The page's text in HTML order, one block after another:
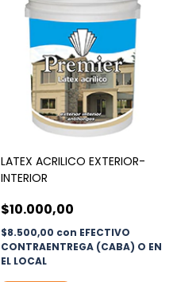
LATEX ACRILICO EXTERIOR-
INTERIOR
$10.000,00
$8.500,00 con EFECTIVO
CONTRAENTREGA (CABA) O EN
EL LOCAL